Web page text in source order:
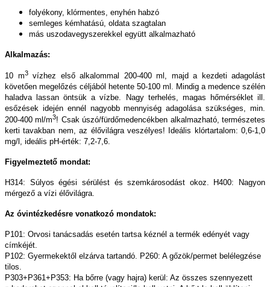
folyékony, klórmentes, enyhén habzó
semleges kémhatású, oldata szagtalan
más uszodavegyszerekkel együtt alkalmazható
Alkalmazás:
10 m3vízhez első alkalommal 200-400 ml, majd a kezdeti adagolást
követően megelőzés céljából hetente 50-100 ml. Mindig a medence szélén
haladva lassan öntsük a vízbe. Nagy terhelés, magas hőmérséklet ill.
esőzések idején ennél nagyobb mennyiség adagolása szükséges, min.
200-400 ml/m3! Csak úszó/fürdőmedencékben alkalmazható, természetes
kerti tavakban nem, az élővilágra veszélyes! Ideális klórtartalom: 0,6-1,0
mg/l, ideális pH-érték: 7,2-7,6.
Figyelmeztető mondat:
H314: Súlyos égési sérülést és szemkárosodást okoz. H400: Nagyon
mérgező a vízi élővilágra.
Az óvintézkedésre vonatkozó mondatok:
P101: Orvosi tanácsadás esetén tartsa kéznél a termék edényét vagy
címkéjét.
P102: Gyermekektől elzárva tartandó. P260: A gőzök/permet belélegzése
tilos.
P303+P361+P353: Ha bőrre (vagy hajra) kerül: Az összes szennyezett